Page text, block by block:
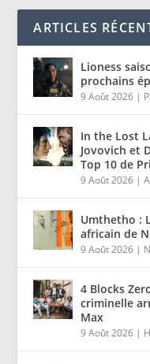
ARTICLES
Lioness
prochains
9 Août 2026 |
In the Lost
Jovovich et
Top 10 de
9 Août 2026 |
Umthetho :
africain de
9 Août 2026 |
4 Blocks
criminelle
Max
9 Août 2026 |